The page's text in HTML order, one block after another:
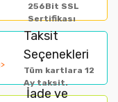
256Bit SSL
Sertifikası
Taksit
Seçenekleri
Tüm kartlara 12
Ay taksit.
İade ve